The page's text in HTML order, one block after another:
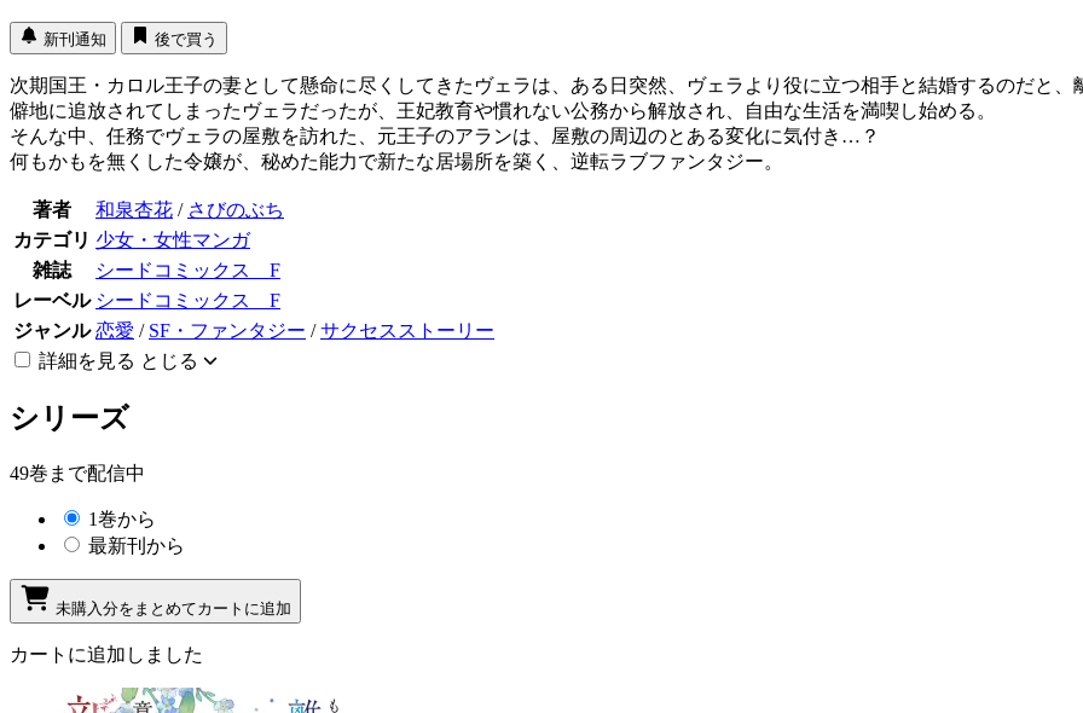
新刊通知 後で買う
次期国王・カロル王子の妻として懸命に尽くしてきたヴェラは、ある日突然、ヴェラより役に立つ相手と結婚するのだと、
僻地に追放されてしまったヴェラだったが、王妃教育や慣れない公務から解放され、自由な生活を満喫し始める。
そんな中、任務でヴェラの屋敷を訪れた、元王子のアランは、屋敷の周辺のとある変化に気付き…？
何もかもを無くした令嬢が、秘めた能力で新たな居場所を築く、逆転ラブファンタジー。
著者 和泉杏花 / さびのぶち
カテゴリ 少女・女性マンガ
雑誌
シードコミックス F
レーベル シードコミックス F
ジャンル 恋愛 / SF・ファンタジー /サクセスストーリー
詳細を見る とじる
シリーズ
49巻まで配信中
1巻から
最新刊から
未購入分をまとめてカートに追加
カートに追加しました